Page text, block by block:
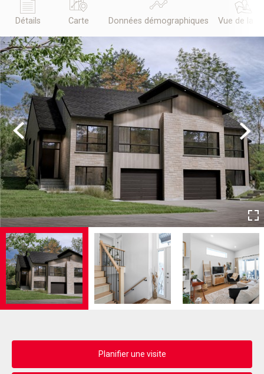
Détails Carte Données démographiques Vue de la
Previous Next
Planifier une visite